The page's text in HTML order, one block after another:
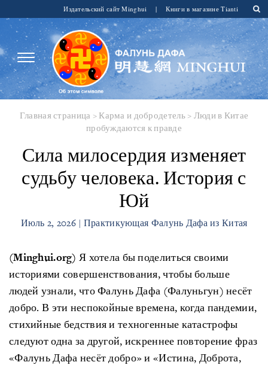
Издательский сайт Minghui | Книги в магазине Tianti
Главная страница > Карма и добродетель> Люди в Китае
пробуждаются к правде
Сила милосердия изменяет
судьбу человека. История с
Юй
Июль 2, 2026 | Практикующая Фалунь Дафа из Китая
(Minghui.org) Я хотела бы поделиться своими
историями совершенствования, чтобы больше
людей узнали, что Фалунь Дафа (Фалуньгун) несёт
добро. В эти неспокойные времена, когда пандемии,
стихийные бедствия и техногенные катастрофы
следуют одна за другой, искреннее повторение фраз
«Фалунь Дафа несёт добро» и «Истина, Доброта,